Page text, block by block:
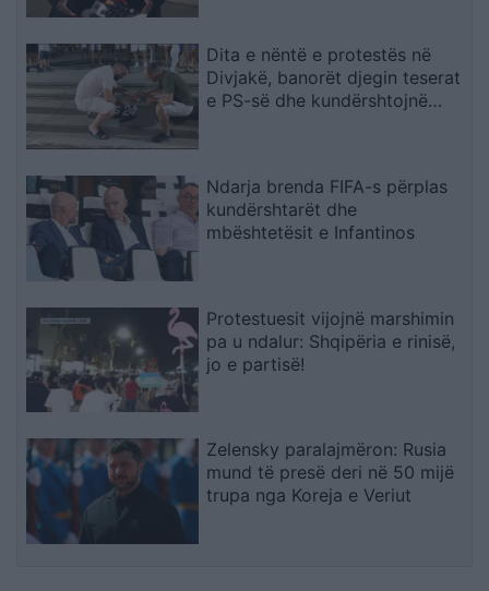
Dita e nëntë e protestës në
Divjakë, banorët djegin teserat
e PS-së dhe kundërshtojnë
Ndarja brenda FIFA-s përplas
kundërshtarët dhe
mbështetësit e Infantinos
Protestuesit vijojnë marshimin
pa u ndalur: Shqipëria e rinisë,
jo e partisë!
Zelensky paralajmëron: Rusia
mund të presë deri në 50 mijë
trupa nga Koreja e Veriut